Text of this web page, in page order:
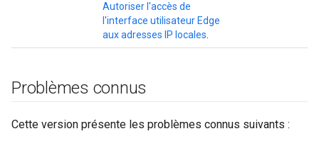
Autoriser l'accès de
l'interface utilisateur Edge
aux adresses IP locales
Problèmes connus
Cette version présente les problèmes connus suivants :